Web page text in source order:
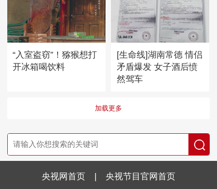
“入室盗窃”！猕猴想打
开冰箱喝饮料
[生命线]湖南常德 情侣
矛盾爆发 女子酒后愤
然驾车
加载更多
央视网首页 | 央视节目官网首页